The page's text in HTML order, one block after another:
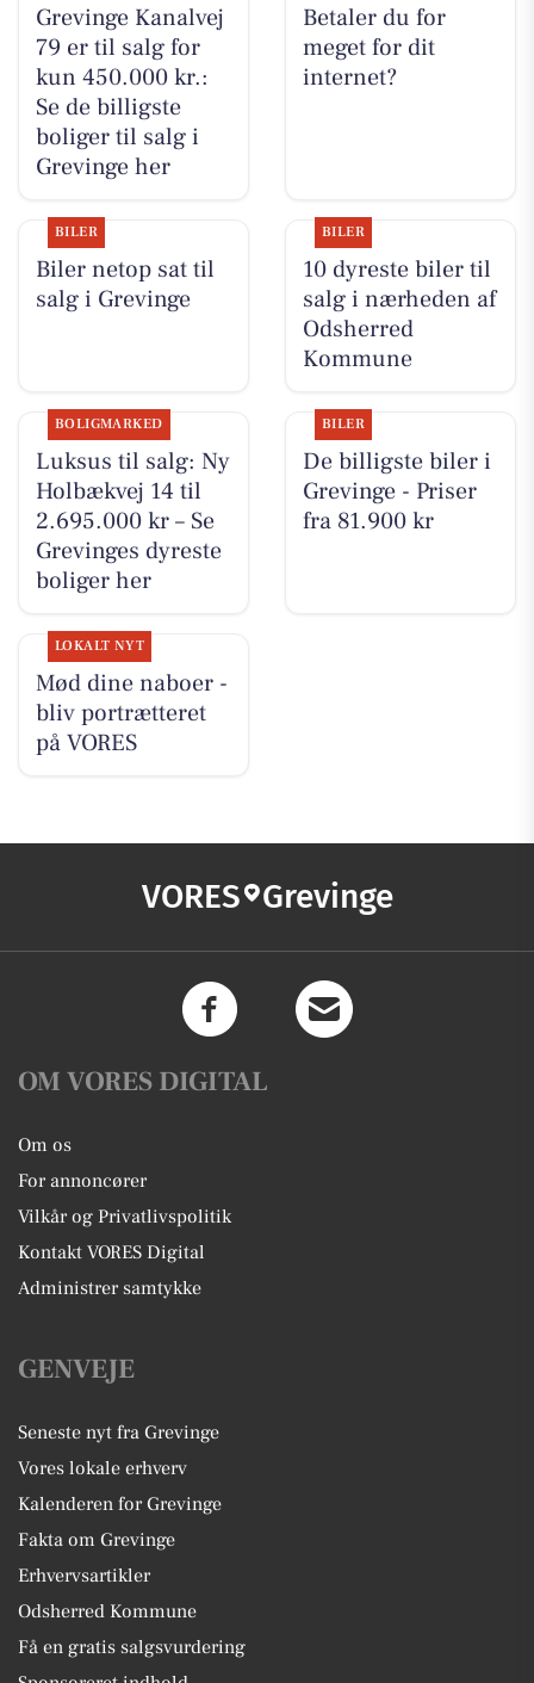
Grevinge Kanalvej
79 er til salg for
kun 450.000 kr.:
Se de billigste
boliger til salg i
Grevinge her
Betaler du for
meget for dit
internet?
BILER
Biler netop sat til
salg i Grevinge
BILER
10 dyreste biler til
salg i nærheden af
Odsherred
Kommune
BOLIGMARKED
Luksus til salg: Ny
Holbækvej 14 til
2.695.000 kr – Se
Grevinges dyreste
boliger her
BILER
De billigste biler i
Grevinge - Priser
fra 81.900 kr
LOKALT NYT
Mød dine naboer -
bliv portrætteret
på VORES
VORES Grevinge
OM VORES DIGITAL
Om os
For annoncører
Vilkår og Privatlivspolitik
Kontakt VORES Digital
Administrer samtykke
GENVEJE
Seneste nyt fra Grevinge
Vores lokale erhverv
Kalenderen for Grevinge
Fakta om Grevinge
Erhvervsartikler
Odsherred Kommune
Få en gratis salgsvurdering